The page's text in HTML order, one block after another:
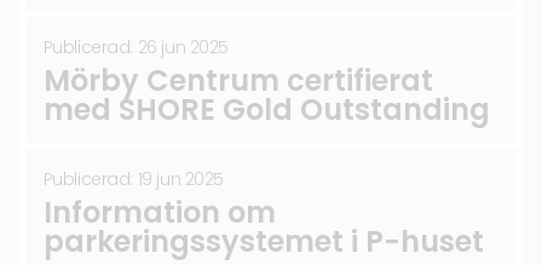
Publicerad: 26 jun 2025
Mörby Centrum certifierat
med SHORE Gold Outstanding
Publicerad: 19 jun 2025
Information om
parkeringssystemet i P-huset